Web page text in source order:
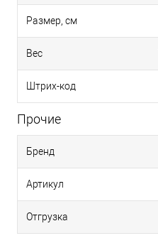
Размер, см
Вес
Штрих-код
Прочие
Бренд
Артикул
Отгрузка